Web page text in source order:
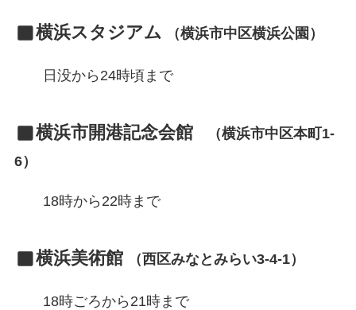
横浜スタジアム （横浜市中区横浜公園）
日没から24時頃まで
横浜市開港記念会館（横浜市中区本町1-
6）
18時から22時まで
横浜美術館 （西区みなとみらい3-4-1）
18時ごろから21時まで